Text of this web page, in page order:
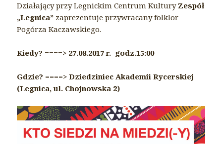
Działający przy Legnickim Centrum Kultury Zespół
„Legnica” zaprezentuje przywracany folklor
Pogórza Kaczawskiego.
Kiedy? ====> 27.08.2017 r. godz.15:00
Gdzie? ====> Dziedziniec Akademii Rycerskiej
(Legnica, ul. Chojnowska 2)